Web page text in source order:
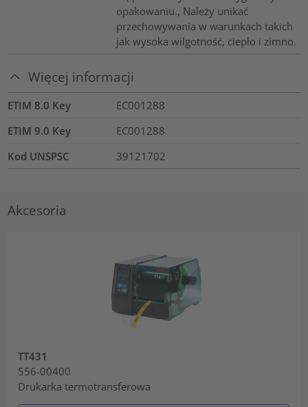
opakowaniu., Należy unikać
przechowywania w warunkach takich
jak wysoka wilgotność, ciepło i zimno.
Więcej informacji
ETIM 8.0 Key
EC001288
ETIM 9.0 Key
EC001288
Kod UNSPSC
39121702
Akcesoria
TT431
556-00400
Drukarka termotransferowa